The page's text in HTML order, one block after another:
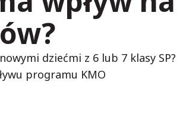
dziećmi z 6 lub 7 klasy SP?
programu KMO